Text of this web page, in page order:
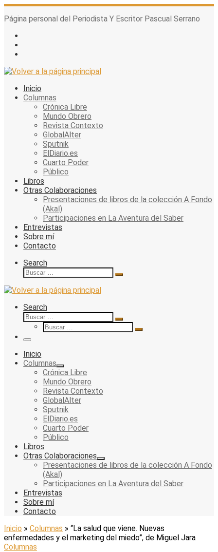
Skip
to
Página personal del Periodista Y Escritor Pascual Serrano
Inicio
Columnas
Crónica Libre
Mundo Obrero
Revista Contexto
GlobalAlter
Sputnik
ElDiario.es
Cuarto Poder
Público
Libros
Otras Colaboraciones
Presentaciones de libros de la colección A Fondo
(Akal)
Participaciones en La Aventura del Saber
Entrevistas
Sobre mí
Contacto
Search
Buscar
Buscar
Search
Buscar
Buscar
…
Buscar
Buscar
Menu
Inicio
Columnas
Crónica Libre
Mundo Obrero
Revista Contexto
GlobalAlter
Sputnik
ElDiario.es
Cuarto Poder
Público
Libros
Otras Colaboraciones
Presentaciones de libros de la colección A Fondo
(Akal)
Participaciones en La Aventura del Saber
Entrevistas
Sobre mí
Contacto
Inicio » Columnas » “La salud que viene. Nuevas
enfermedades y el marketing del miedo”, de Miguel Jara
Columnas